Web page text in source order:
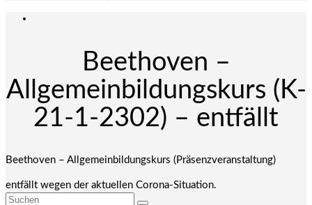
Beethoven –
Allgemeinbildungskurs (K-
21-1-2302) – entfällt
Beethoven – Allgemeinbildungskurs (Präsenzveranstaltung)
entfällt wegen der aktuellen Corona-Situation.
Suchen